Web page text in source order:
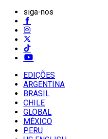
siga-nos
EDIÇÕES
ARGENTINA
BRASIL
CHILE
GLOBAL
MÉXICO
PERU